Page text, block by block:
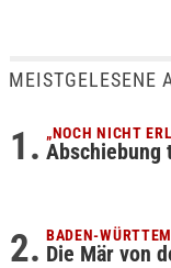
MEISTGELESENE
„NOCH NICHT
Abschiebung
BADEN-
Die Mär von